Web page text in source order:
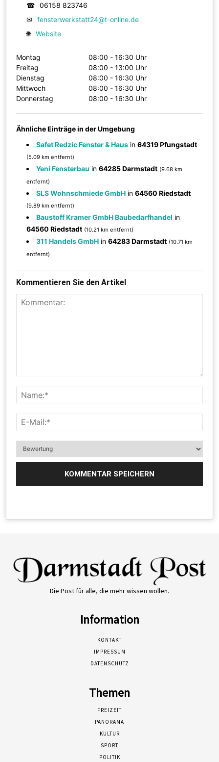
☎
06158 823746
✉
fensterwerkstatt24@t-online.de
🌐 Website
Montag
08:00 - 16:30 Uhr
Freitag
08:00 - 13:00 Uhr
Dienstag
08:00 - 16:30 Uhr
Mittwoch
08:00 - 16:30 Uhr
Donnerstag
08:00 - 16:30 Uhr
Ähnliche Einträge in der Umgebung
Safet Redzic Fenster & Haus in64319 Pfungstadt
(5.09 km entfernt)
Yeni Fensterbau in64285 Darmstadt (9.68 km
entfernt)
SLS Wohnschmiede GmbH in64560 Riedstadt
(9.89 km entfernt)
Baustoff Kramer GmbH Baubedarfhandel in
64560 Riedstadt (10.21 km entfernt)
311 Handels GmbH in64283 Darmstadt (10.71 km
entfernt)
Kommentieren Sie den Artikel
Die Post für alle, die mehr wissen wollen.
Information
KONTAKT
IMPRESSUM
DATENSCHUTZ
Themen
FREIZEIT
PANORAMA
KULTUR
SPORT
POLITIK